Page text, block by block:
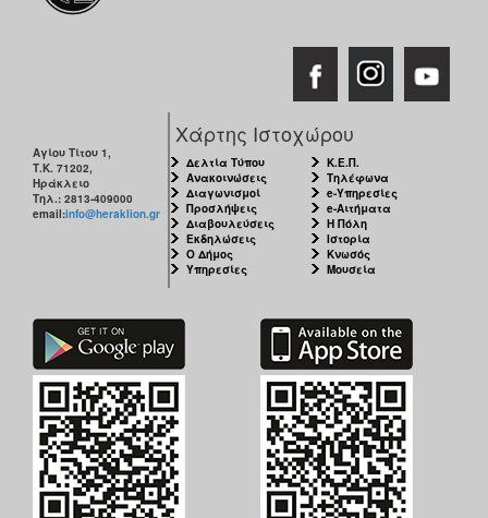
Αγίου Τίτου 1,
Τ.Κ. 71202,
Ηράκλειο
Τηλ.: 2813-409000
email:info@heraklion.gr
Χάρτης Ιστοχώρου
Δελτία Τύπου
Ανακοινώσεις
Διαγωνισμοί
Προσλήψεις
Διαβουλεύσεις
Εκδηλώσεις
Ο Δήμος
Υπηρεσίες
Κ.Ε.Π.
Τηλέφωνα
e-Υπηρεσίες
e-Αιτήματα
Η Πόλη
Ιστορία
Κνωσός
Μουσεία